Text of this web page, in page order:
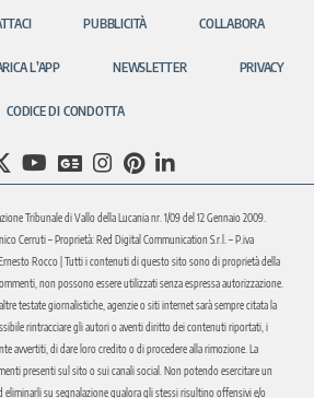
PUBBLICITÀ COLLABORA
L’APP NEWSLETTER PRIVACY
CODICE DI CONDOTTA
Tribunale di Vallo della Lucania nr. 1/09 del 12 Gennaio 2009.
Cerruti – Proprietà: Red Digital Communication S.r.l. – P.iva
Rocco | Tutti i contenuti di questo sito sono di proprietà della
non possono essere utilizzati senza espressa autorizzazione.
testate giornalistiche, agenzie o siti internet sarà sempre citata la
rintracciare gli autori o aventi diritto dei contenuti riportati, i
avvertiti, di dare loro credito o di procedere alla rimozione. La
presenti sul sito o sui canali social. Non potendo esercitare un
su segnalazione qualora gli stessi risultino offensivi e/o